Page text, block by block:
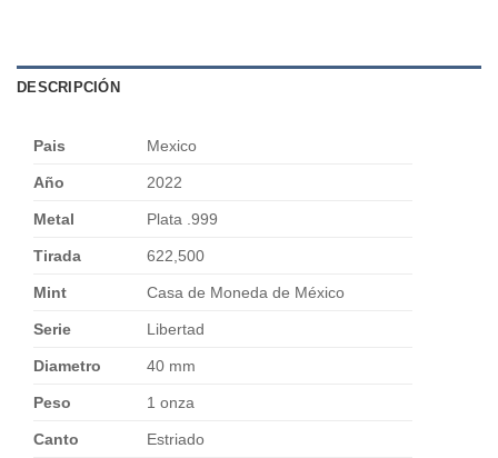
DESCRIPCIÓN
Pais Mexico
Año 2022
Metal Plata .999
Tirada 622,500
Mint Casa de Moneda de México
Serie Libertad
Diametro 40 mm
Peso 1 onza
Canto Estriado